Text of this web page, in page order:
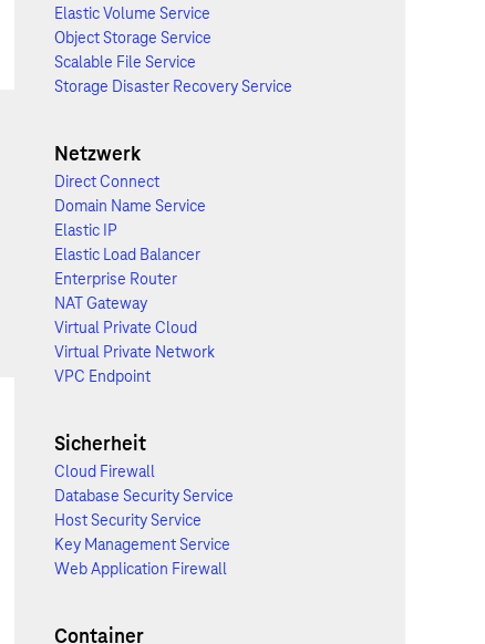
Elastic Volume Service
Object Storage Service
Scalable File Service
Storage Disaster Recovery Service
Netzwerk
Direct Connect
Domain Name Service
Elastic IP
Elastic Load Balancer
Enterprise Router
NAT Gateway
Virtual Private Cloud
Virtual Private Network
VPC Endpoint
Sicherheit
Cloud Firewall
Database Security Service
Host Security Service
Key Management Service
Web Application Firewall
Container